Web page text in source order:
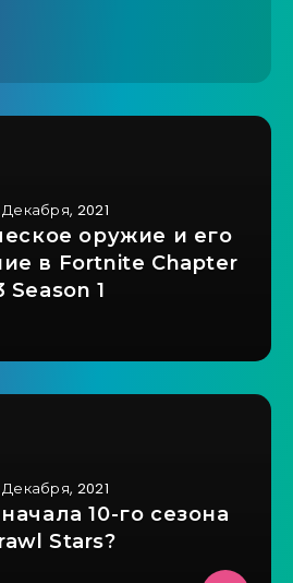
Декабря, 2021
оружие и его
в Fortnite Chapter
Season 1
Декабря, 2021
10-го сезона
Stars?